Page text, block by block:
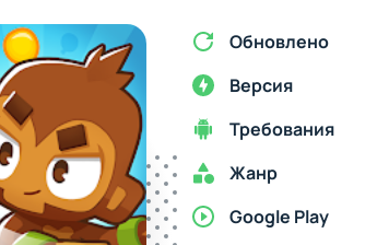
Обновлено
Версия
Требования
Жанр
Google Play